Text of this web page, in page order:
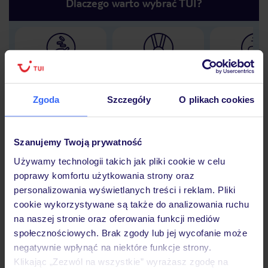
Zgoda Szczegóły O plikach cookies
Szanujemy Twoją prywatność
Używamy technologii takich jak pliki cookie w celu
poprawy komfortu użytkowania strony oraz
personalizowania wyświetlanych treści i reklam. Pliki
cookie wykorzystywane są także do analizowania ruchu
na naszej stronie oraz oferowania funkcji mediów
społecznościowych. Brak zgody lub jej wycofanie może
negatywnie wpłynąć na niektóre funkcje strony.
Klikając „Zezwól na wszystkie” wyrażasz zgodę na
Lider niskich cen 30 lat w
Hotel
Opinie
Pokoje